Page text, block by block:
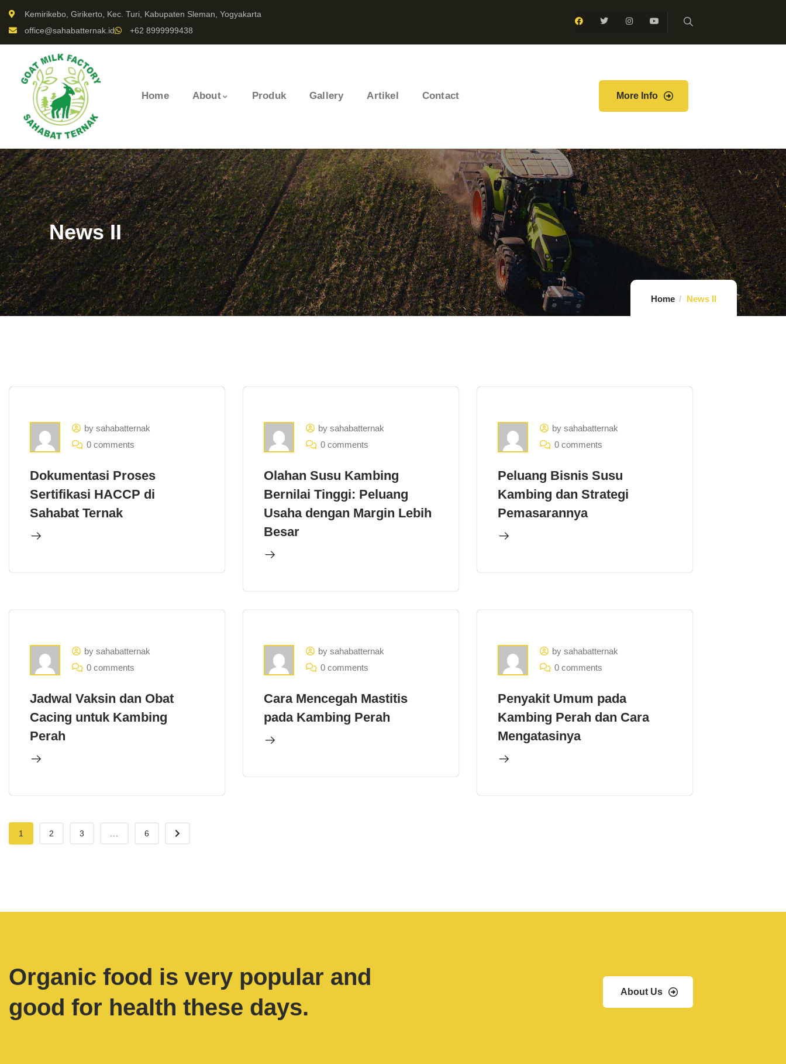
Kemirikebo, Girikerto, Kec. Turi, Kabupaten Sleman, Yogyakarta
office@sahabatternak.id
+62 8999999438
Home About Produk Gallery Artikel Contact More Info
News II
Home News II
by sahabatternak
0 comments
Dokumentasi Proses
Sertifikasi HACCP di
Sahabat Ternak
by sahabatternak
0 comments
Olahan Susu Kambing
Bernilai Tinggi: Peluang
Usaha dengan Margin Lebih
Besar
by sahabatternak
0 comments
Peluang Bisnis Susu
Kambing dan Strategi
Pemasarannya
by sahabatternak
0 comments
Jadwal Vaksin dan Obat
Cacing untuk Kambing
Perah
by sahabatternak
0 comments
Cara Mencegah Mastitis
pada Kambing Perah
by sahabatternak
0 comments
Penyakit Umum pada
Kambing Perah dan Cara
Mengatasinya
1 2 3 6
Organic food is very popular and
good for health these days.
About Us